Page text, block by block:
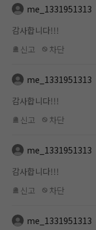
me_1331951313
감사합니다!!!
신고
차단
me_1331951313
감사합니다!!!
신고
차단
me_1331951313
감사합니다!!!
신고
차단
me_1331951313